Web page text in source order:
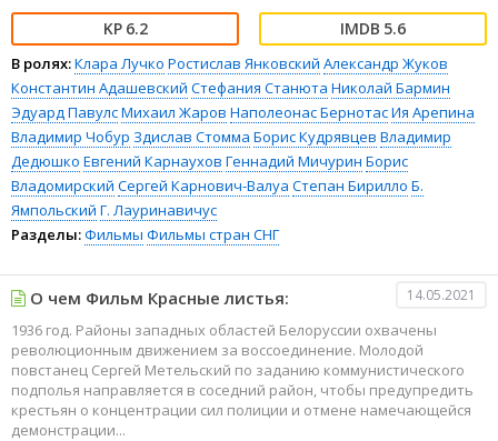
6.2 5.6
В ролях:Клара Лучко Ростислав Янковский Александр Жуков
Константин Адашевский Стефания Станюта Николай Бармин
Эдуард ПавулсМихаил Жаров Наполеонас БернотасИя Арепина
Владимир Чобур Здислав Стомма Борис Кудрявцев Владимир
Дедюшко Евгений Карнаухов Геннадий Мичурин Борис
Владомирский Сергей Карнович-Валуа Степан Бирилло Б.
Ямпольский Г. Лауринавичус
Разделы:Фильмы Фильмы стран СНГ
О чем Фильм Красные листья: 14.05.2021
1936 год. Районы западных областей Белоруссии охвачены
революционным движением за воссоединение. Молодой
повстанец Сергей Метельский по заданию коммунистического
подполья направляется в соседний район, чтобы предупредить
крестьян о концентрации сил полиции и отмене намечающейся
демонстрации...